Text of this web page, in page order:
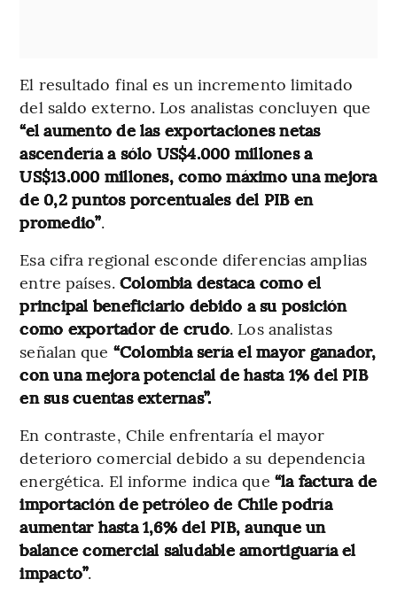
El resultado final es un incremento limitado
del saldo externo. Los analistas concluyen que
“el aumento de las exportaciones netas
ascendería a sólo US$4.000 millones a
US$13.000 millones, como máximo una mejora
de 0,2 puntos porcentuales del PIB en
promedio”.
Esa cifra regional esconde diferencias amplias
entre países. Colombia destaca como el
principal beneficiario debido a su posición
como exportador de crudo. Los analistas
señalan que “Colombia sería el mayor ganador,
con una mejora potencial de hasta 1% del PIB
en sus cuentas externas”.
En contraste, Chile enfrentaría el mayor
deterioro comercial debido a su dependencia
energética. El informe indica que “la factura de
importación de petróleo de Chile podría
aumentar hasta 1,6% del PIB, aunque un
balance comercial saludable amortiguaría el
impacto”.